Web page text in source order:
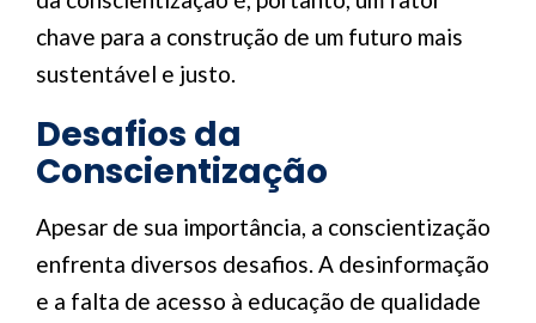
chave para a construção de um futuro mais
sustentável e justo.
Desafios da
Conscientização
Apesar de sua importância, a conscientização
enfrenta diversos desafios. A desinformação
e a falta de acesso à educação de qualidade